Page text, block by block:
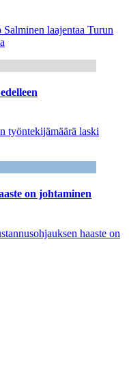
laajentaa Turun
työntekijämäärä laski
on johtaminen
haaste on